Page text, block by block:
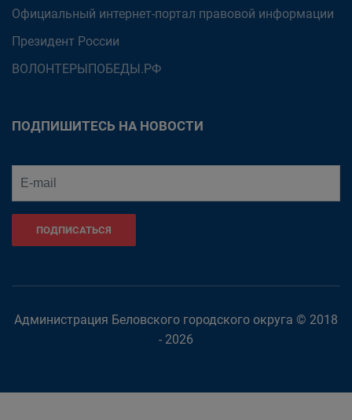
Официальный интернет-портал правовой информации
Президент России
ВОЛОНТЕРЫПОБЕДЫ.РФ
ПОДПИШИТЕСЬ НА НОВОСТИ
ПОДПИСАТЬСЯ
Администрация Беловского городского округа © 2018
- 2026